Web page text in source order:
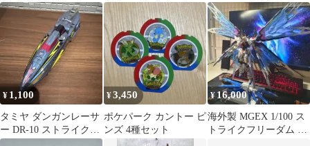
ライクザブラッド《カ
ード》マンガコラボ
ライクストライク天使
A＋Bセット
イク 4-50FF 2個セット
¥ 1,100
タミヤ ダンガンレーサ
ー DR-10 ストライクリ
ボルバー 動作未確認 ジ
¥3,450
ポケパーク カントー ピ
ンズ 4種セット
¥ 16,000
海外製 MGEX 1/100 ス
トライクフリーダム 光